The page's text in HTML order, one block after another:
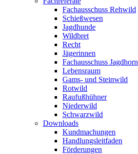
Fachausschuss Rehwild
Schießwesen
Jagdhunde
Wildbret
Recht
Jägerinnen
Fachausschuss Jagdhorn
Lebensraum
Gams- und Steinwild
Rotwild
Raufußhühner
Niederwild
Schwarzwild
Downloads
Kundmachungen
Handlungsleitfaden
Förderungen